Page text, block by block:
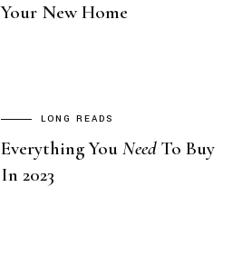
Your New Home
LONG READS
Everything YouNeedTo Buy
In 2023